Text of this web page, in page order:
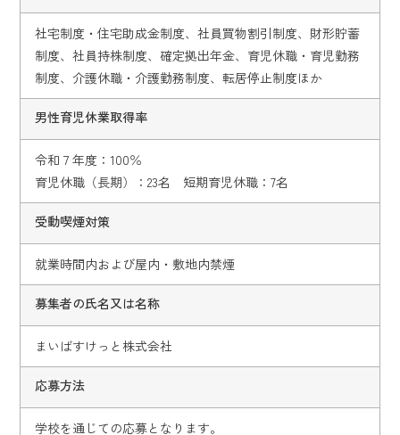
社宅制度・住宅助成金制度、社員買物割引制度、財形貯蓄
制度、社員持株制度、確定拠出年金、育児休職・育児勤務
制度、介護休職・介護勤務制度、転居停止制度ほか
男性育児休業取得率
令和７年度：100％
育児休職（長期）：23名 短期育児休職：7名
受動喫煙対策
就業時間内および屋内・敷地内禁煙
募集者の氏名又は名称
まいばすけっと株式会社
応募方法
学校を通じての応募となります。